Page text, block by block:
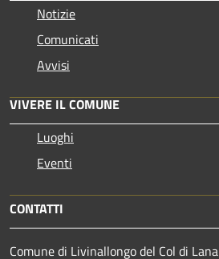
Notizie
Comunicati
Avvisi
VIVERE IL COMUNE
Luoghi
Eventi
CONTATTI
Comune di Livinallongo del Col di Lana